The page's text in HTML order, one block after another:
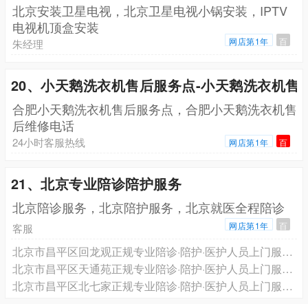
北京安装卫星电视，北京卫星电视小锅安装，IPTV
电视机顶盒安装
朱经理 网店第1年 百
20、小天鹅洗衣机售后服务点-小天鹅洗衣机售
合肥小天鹅洗衣机售后服务点，合肥小天鹅洗衣机售
后维修电话
24小时客服热线 网店第1年 百
21、北京专业陪诊陪护服务
北京陪诊服务，北京陪护服务，北京就医全程陪诊
客服 网店第1年 百
北京市昌平区回龙观正规专业陪诊·陪护·医护人员上门服务·跨省长途救护车转运一站式服务电话预约
北京市昌平区天通苑正规专业陪诊·陪护·医护人员上门服务·跨省长途救护车转运一站式服务电话预约
北京市昌平区北七家正规专业陪诊·陪护·医护人员上门服务·跨省长途救护车转运一站式服务电话预约